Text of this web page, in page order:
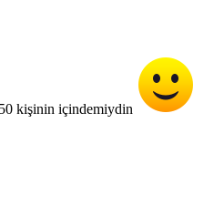
kişinin içindemiydin